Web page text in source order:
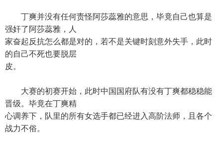
丁爽并没有任何责怪阿莎蕊雅的意思，毕竟自己也算是
强奸了阿莎蕊雅，人
家奋起反抗怎么都是对的，若不是关键时刻意外失手，此时
的自己不死也要脱层
皮。
大赛的初赛开始，此时中国国府队有没有丁爽都稳稳能
晋级。毕竟在丁爽精
心调养下，队里的所有女选手都已经进入高阶法师，且各个
战力不俗。